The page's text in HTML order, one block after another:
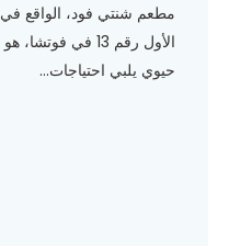
مطعم شنتي فود، الواقع
الأول رقم 13 في
حيوي يلبي احتياجات...